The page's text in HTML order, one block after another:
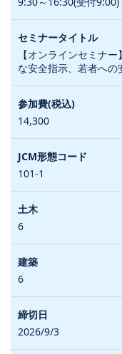
【オンラインセミナ
な安全指示、若者への
14,300
101-1
6
6
2026/9/3